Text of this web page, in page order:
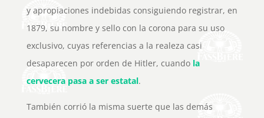
y apropiaciones indebidas consiguiendo registrar, en
1879, su nombre y sello con la corona para su uso
exclusivo, cuyas referencias a la realeza casi
desaparecen por orden de Hitler, cuando la
cervecera pasa a ser estatal.
También corrió la misma suerte que las demás